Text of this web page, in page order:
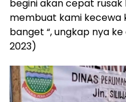
begini akan cepat
membuat kami kecewa
banget “, ungkap nya
2023)